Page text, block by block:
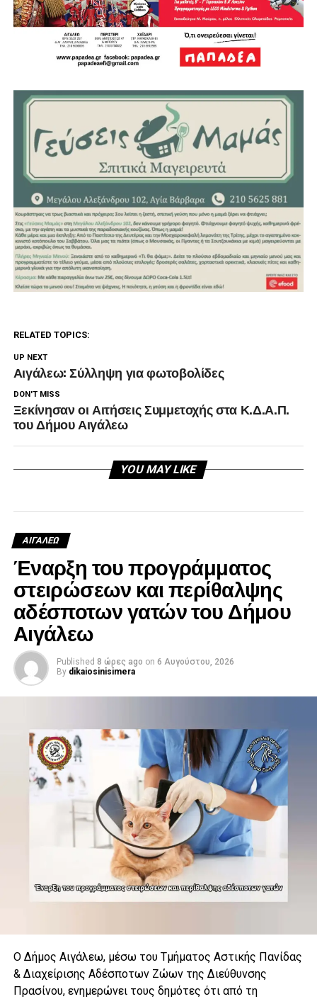
RELATED TOPICS:
UP NEXT
Αιγάλεω: Σύλληψη για φωτοβολίδες
DON'T MISS
Ξεκίνησαν οι Αιτήσεις Συμμετοχής στα Κ.Δ.Α.Π.
του Δήμου Αιγάλεω
YOU MAY LIKE
ΑΙΓΑΛΕΩ
Έναρξη του προγράμματος
στειρώσεων και περίθαλψης
αδέσποτων γατών του Δήμου
Αιγάλεω
Published 8 ώρες ago on 6 Αυγούστου, 2026
By dikaiosinisimera
Ο Δήμος Αιγάλεω, μέσω του Τμήματος Αστικής Πανίδας
& Διαχείρισης Αδέσποτων Ζώων της Διεύθυνσης
Πρασίνου, ενημερώνει τους δημότες ότι από τη